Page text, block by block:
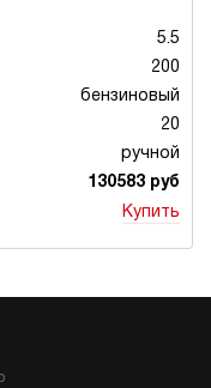
5.5
200
бензиновый
20
ручной
130583 руб
Купить